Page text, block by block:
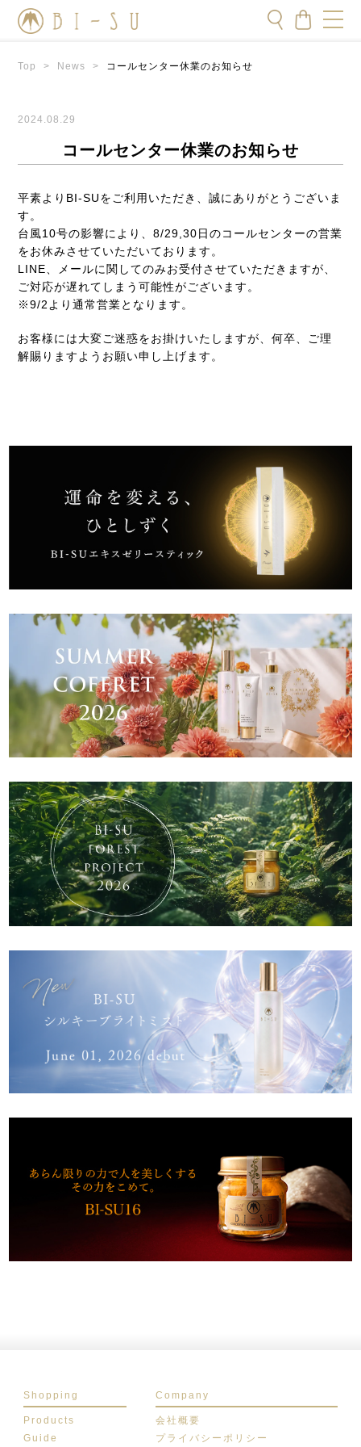
Top > News > コールセンター休業のお知らせ
2024.08.29
コールセンター休業のお知らせ
平素よりBI-SUをご利用いただき、誠にありがとうございま
す。
台風10号の影響により、8/29,30日のコールセンターの営業
をお休みさせていただいております。
LINE、メールに関してのみお受付させていただきますが、
ご対応が遅れてしまう可能性がございます。
※9/2より通常営業となります。
お客様には大変ご迷惑をお掛けいたしますが、何卒、ご理
解賜りますようお願い申し上げます。
Shopping
Products
Guide
Company
会社概要
プライバシーポリシー